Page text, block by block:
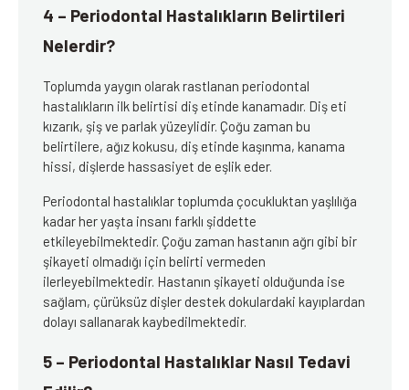
4 – Periodontal Hastalıkların Belirtileri
Nelerdir?
Toplumda yaygın olarak rastlanan periodontal
hastalıkların ilk belirtisi diş etinde kanamadır. Diş eti
kızarık, şiş ve parlak yüzeylidir. Çoğu zaman bu
belirtilere, ağız kokusu, diş etinde kaşınma, kanama
hissi, dişlerde hassasiyet de eşlik eder.
Periodontal hastalıklar toplumda çocukluktan yaşlılığa
kadar her yaşta insanı farklı şiddette
etkileyebilmektedir. Çoğu zaman hastanın ağrı gibi bir
şikayeti olmadığı için belirti vermeden
ilerleyebilmektedir. Hastanın şikayeti olduğunda ise
sağlam, çürüksüz dişler destek dokulardaki kayıplardan
dolayı sallanarak kaybedilmektedir.
5 – Periodontal Hastalıklar Nasıl Tedavi